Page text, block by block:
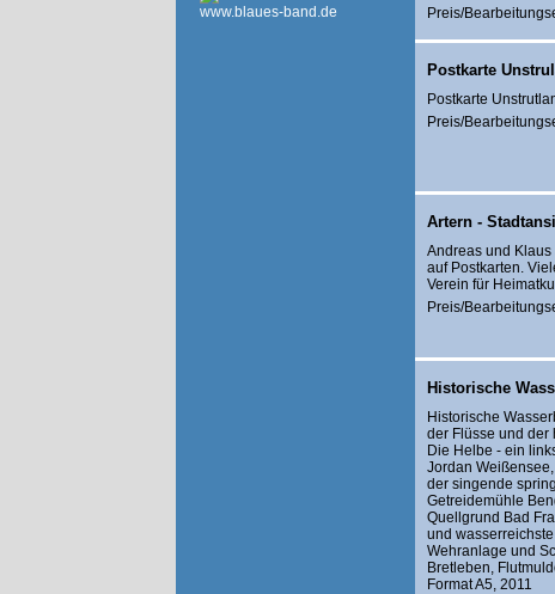
www.blaues-band.de
Preis/
Postkarte
Postkarte
Preis/
Artern -
Andreas und
auf Postkarten.
Verein für
Preis/
Historische
Historische
der Flüsse und der
Die Helbe - ein
Jordan
der singende
Getreidemühle
Quellgrund Bad
und
Wehranlage und
Bretleben,
Format A5, 2011